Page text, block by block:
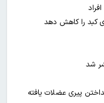
کبد را کاهش دهد
شد
پیری عضلات یافته